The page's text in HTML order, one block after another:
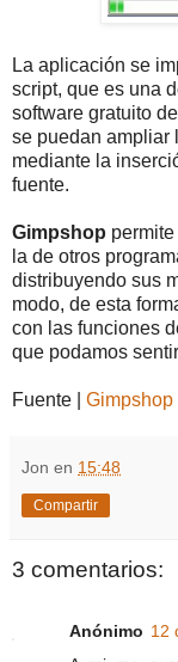
La aplicación se
script, que es una
software gratuito
se puedan ampliar
mediante la
fuente.
Gimpshop
la de otros
distribuyendo sus
modo, de esta
con las funciones
que podamos
Fuente | Gimpshop
Jon en 15:48
Compartir
3 comentarios:
Anónimo 12